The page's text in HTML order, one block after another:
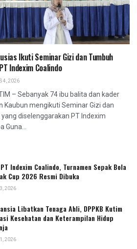
Ikuti Seminar Gizi dan Tumbuh
Indexim Coalindo
4, 2026
– Sebanyak 74 ibu balita dan kader
Kaubun mengikuti Seminar Gizi dan
diselenggarakan PT Indexim
Guna...
Indexim Coalindo, Turnamen Sepak Bola
Cup 2026 Resmi Dibuka
2026
Libatkan Tenaga Ahli, DPPKB Kutim
Kesehatan dan Keterampilan Hidup
2026